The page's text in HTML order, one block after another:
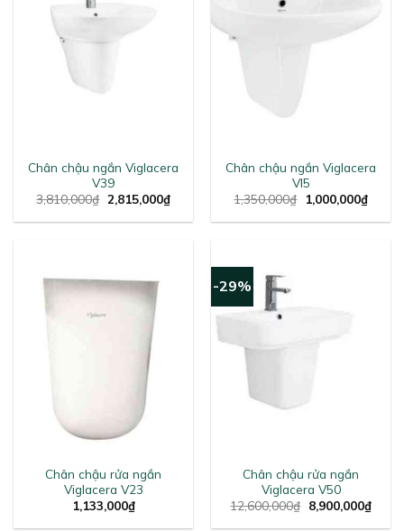
Chân chậu ngắn Viglacera
V39
3,810,000₫ Original
price
was:
2,815,000₫Current
price
is:
Chân chậu ngắn Viglacera
VI5
1,350,000₫ Original
price
was:
1,000,000₫
price
is:
Chân chậu rửa ngắn
Viglacera V23
1,133,000₫
-29%
Chân chậu rửa ngắn
Viglacera V50
12,600,000₫ Original
price
8,900,000₫
price